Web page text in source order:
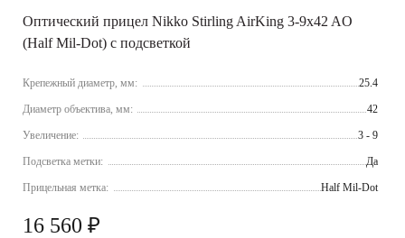
Оптический прицел Nikko Stirling AirKing 3-9x42 AO
(Half Mil-Dot) с подсветкой
Крепежный диаметр, мм: 25.4
Диаметр объектива, мм: 42
Увеличение: 3 - 9
Подсветка метки: Да
Прицельная метка: Half Mil-Dot
16 560 ₽